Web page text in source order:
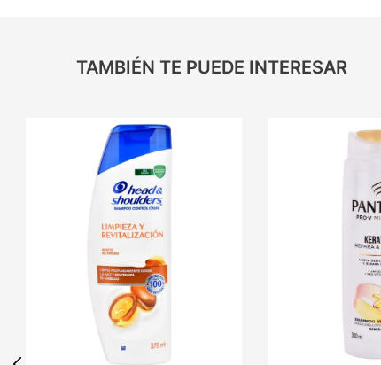
TAMBIÉN TE PUEDE INTERESAR